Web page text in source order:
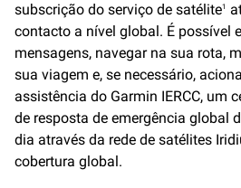
subscrição do serviço de satélite1
contacto a nível global. É possível
mensagens, navegar na sua rota,
sua viagem e, se necessário,
assistência do Garmin IERCC, um
de resposta de emergência global
dia através da rede de satélites
cobertura global.